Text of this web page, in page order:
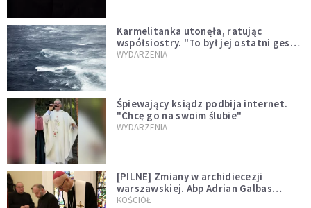
Karmelitanka utonęła, ratując
współsiostry. "To był jej ostatni gest
miłości"
WYDARZENIA
Śpiewający ksiądz podbija internet.
"Chcę go na swoim ślubie"
WYDARZENIA
[PILNE] Zmiany w archidiecezji
warszawskiej. Abp Adrian Galbas
wręczył dekrety nowym proboszczom
KOŚCIÓŁ